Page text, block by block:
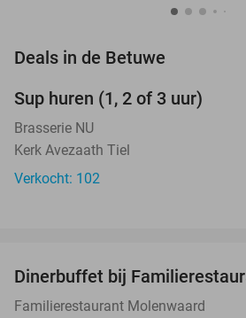
Deals in de Betuwe
Sup huren (1, 2 of 3 uur)
Brasserie NU
Kerk Avezaath Tiel
Verkocht: 102
Dinerbuffet bij
Familierestaurant Molenwaard